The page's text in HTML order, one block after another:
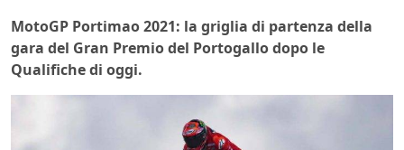
MotoGP Portimao 2021: la griglia di partenza della
gara del Gran Premio del Portogallo dopo le
Qualifiche di oggi.